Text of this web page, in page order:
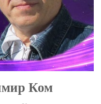
Ком